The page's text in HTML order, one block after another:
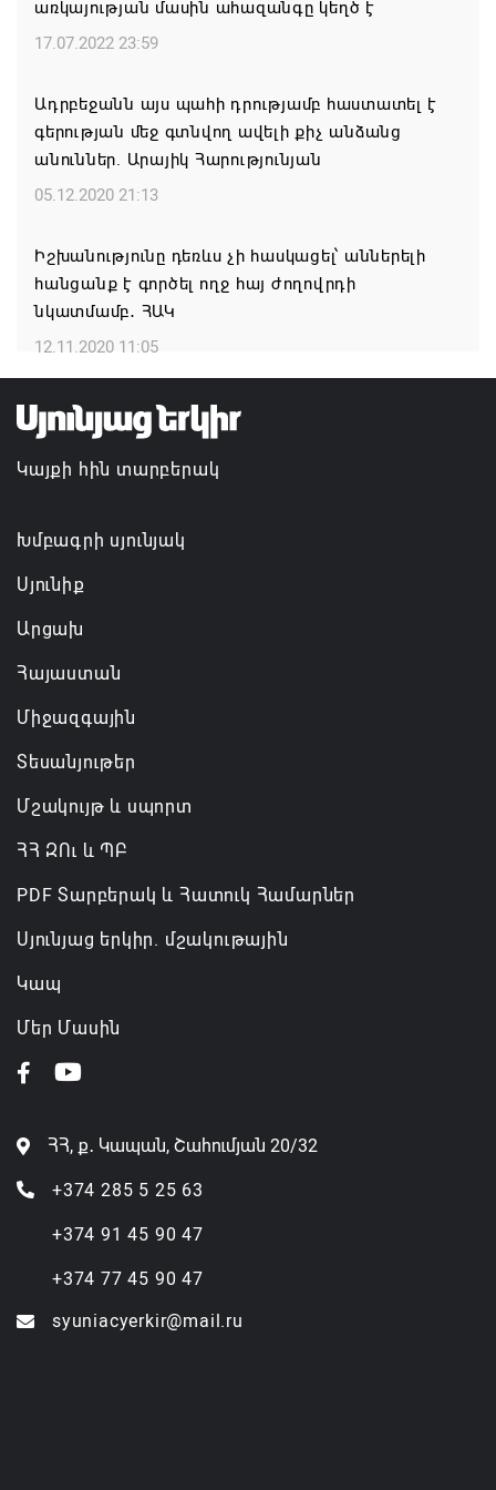
Ժամանակակից Բելառուսին պակասում է այն
կառավարման համակարգը, որը կար խորհրդային
Լուկաշենկոն
07.08.2026 17:16
ՀՀ ԱԱԾ սահմանապահ զորքերի
Հանրապետություն
07.08.2026 16:57
Գարեգին Բ-ի և եպիսկոպոսների գործով
դատավորն ինքնաբացարկ է հայտնել
07.08.2026 16:55
Թուրքիան, Սաուդյան Արաբիան և Պակիստանը
առկայության մասին ահազանգը կեղծ է
17.07.2022 23:59
Ադրբեջանն այս պահի դրությամբ հաստատել է
գերության մեջ գտնվող ավելի քիչ անձանց
անուններ. Արայիկ Հարությունյան
05.12.2020 21:13
Իշխանությունը դեռևս չի հասկացել՝ աններելի
հանցանք է գործել ողջ հայ ժողովրդի
նկատմամբ․ ՀԱԿ
12.11.2020 11:05
Կայքի հին տարբերակ
Խմբագրի սյունյակ
Սյունիք
Արցախ
Հայաստան
Միջազգային
Տեսանյութեր
Մշակույթ և սպորտ
ՀՀ ԶՈւ և ՊԲ
PDF Տարբերակ և Հատուկ Համարներ
Սյունյաց երկիր. մշակութային
Կապ
Մեր Մասին
ՀՀ, ք․ Կապան, Շահումյան 20/32
+374 285 5 25 63
+374 91 45 90 47
+374 77 45 90 47
syuniacyerkir@mail.ru